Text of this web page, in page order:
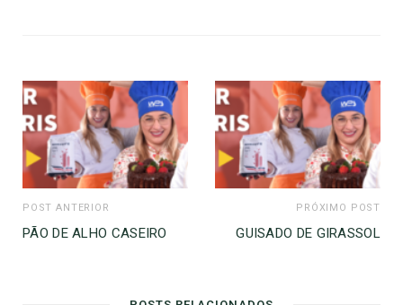
POST ANTERIOR
PÃO DE ALHO CASEIRO
PRÓXIMO POST
GUISADO DE GIRASSOL